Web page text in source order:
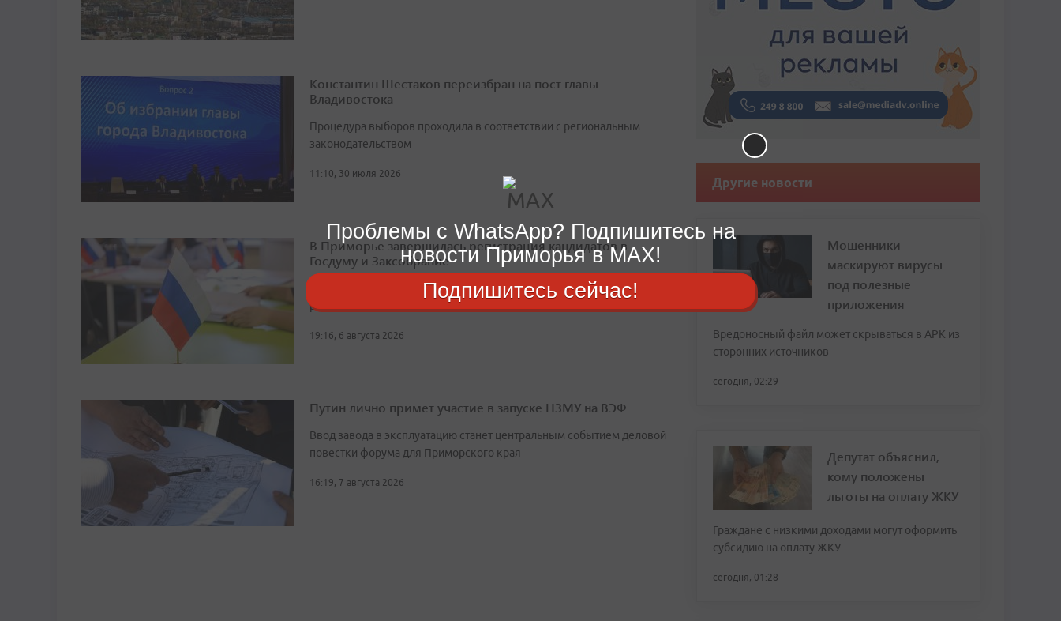
Константин Шестаков переизбран на пост главы
Владивостока
Процедура выборов проходила в соответствии с региональным
законодательством
11:10, 30 июля 2026
В Приморье завершилась регистрация кандидатов в
Госдуму и Заксобрание
Сейчас участники кампании продолжают общаться с избирателями и
рассказывать о своих программах
19:16, 6 августа 2026
Путин лично примет участие в запуске НЗМУ на ВЭФ
Ввод завода в эксплуатацию станет центральным событием деловой
повестки форума для Приморского края
16:19, 7 августа 2026
Другие новости
Мошенники
маскируют вирусы
под полезные
приложения
Вредоносный файл может скрываться в APK из
сторонних источников
сегодня, 02:29
Депутат объяснил,
кому положены
льготы на оплату ЖКУ
Граждане с низкими доходами могут оформить
субсидию на оплату ЖКУ
сегодня, 01:28
Проблемы с WhatsApp? Подпишитесь на
новости Приморья в MAX!
Подпишитесь сейчас!